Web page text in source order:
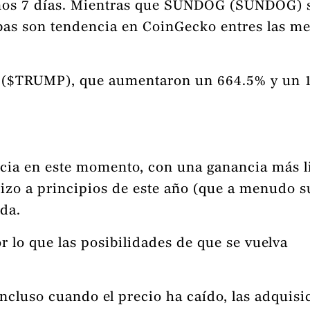
7 días. Mientras que SUNDOG (SUNDOG)
son tendencia en CoinGecko entres las
que aumentaron un 664.5% y un
en este momento, con una ganancia más
a principios de este año (que a menudo
lo que las posibilidades de que se vuelva
cuando el precio ha caído, las